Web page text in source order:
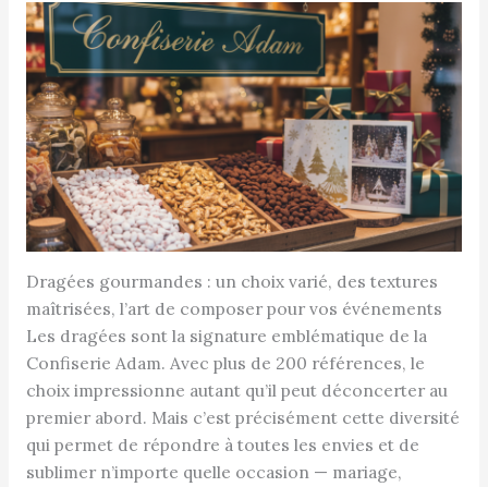
Dragées gourmandes : un choix varié, des textures
maîtrisées, l’art de composer pour vos événements
Les dragées sont la signature emblématique de la
Confiserie Adam. Avec plus de 200 références, le
choix impressionne autant qu’il peut déconcerter au
premier abord. Mais c’est précisément cette diversité
qui permet de répondre à toutes les envies et de
sublimer n’importe quelle occasion — mariage,